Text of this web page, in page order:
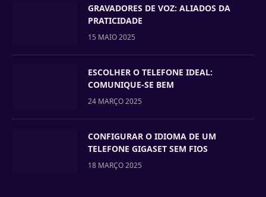
GRAVADORES DE VOZ: ALIADOS DA
PRATICIDADE
15 MAIO 2025
ESCOLHER O TELEFONE IDEAL:
COMUNIQUE-SE BEM
24 MARÇO 2025
CONFIGURAR O IDIOMA DE UM
TELEFONE GIGASET SEM FIOS
18 MARÇO 2025